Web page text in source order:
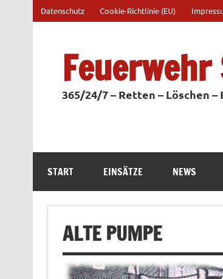
springen
Datenschutz Cookie-Richtlinie (EU)
365/24/7 – Retten – Löschen –
START EINSÄTZE NEWS
ALTE PUMPE